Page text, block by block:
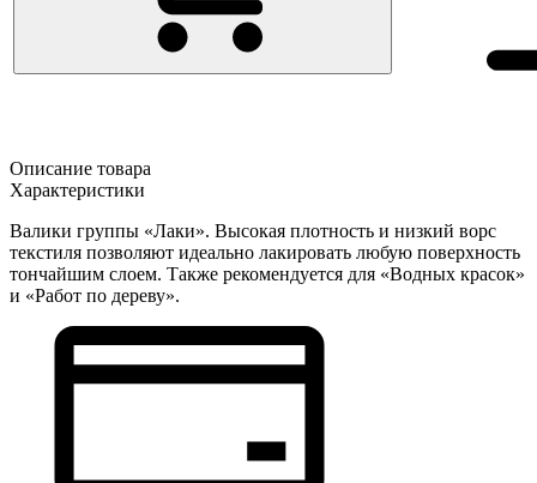
Описание товара
Характеристики
Валики группы «Лаки». Высокая плотность и низкий ворс
текстиля позволяют идеально лакировать любую поверхность
тончайшим слоем. Также рекомендуется для «Водных красок»
и «Работ по дереву».